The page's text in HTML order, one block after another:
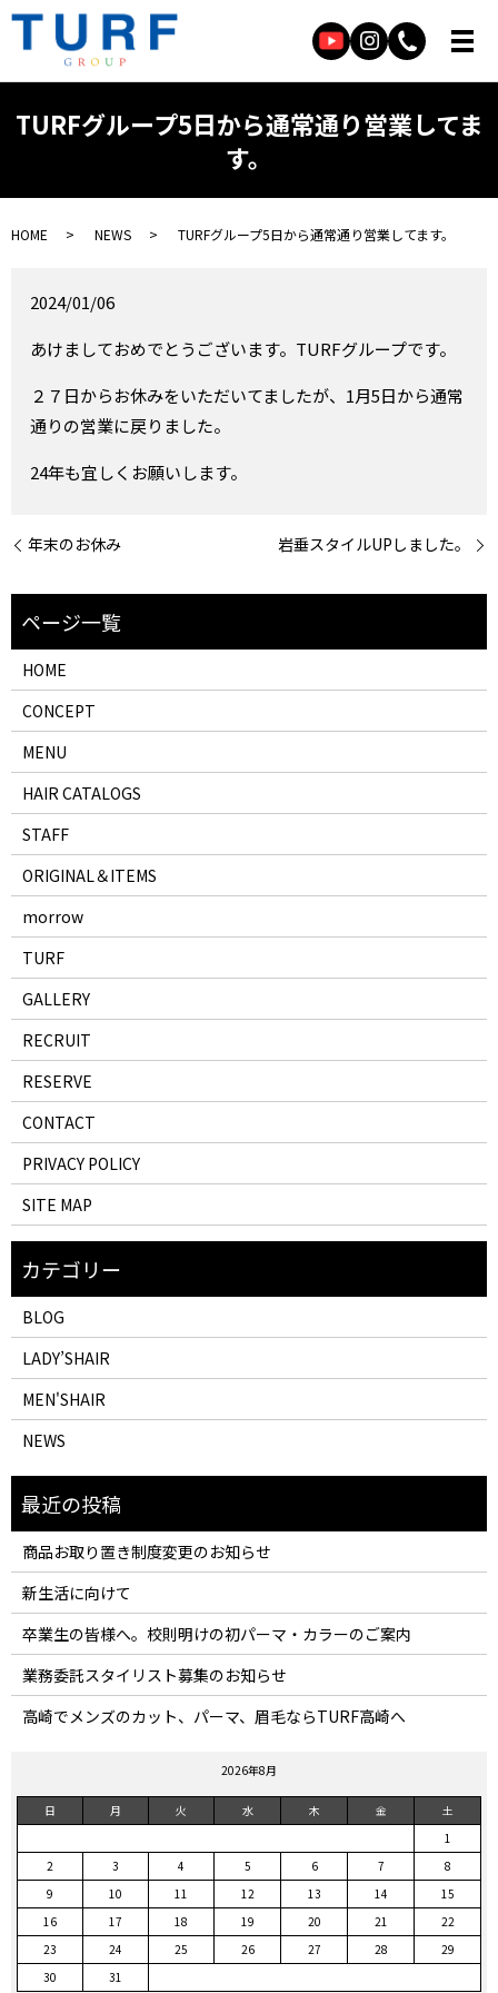
TURFグループ5日から通常通り営業してま
す。
HOME NEWS TURFグループ5日から通常通り営業してます。
2024/01/06
あけましておめでとうございます。TURFグループです。
２７日からお休みをいただいてましたが、1月5日から通常
通りの営業に戻りました。
24年も宜しくお願いします。
年末のお休み 岩垂スタイルUPしました。
HOME
CONCEPT
MENU
HAIR CATALOGS
STAFF
ORIGINAL＆ITEMS
morrow
TURF
GALLERY
RECRUIT
RESERVE
CONTACT
PRIVACY POLICY
SITE MAP
BLOG
LADY’SHAIR
MEN'SHAIR
NEWS
商品お取り置き制度変更のお知らせ
新生活に向けて
卒業生の皆様へ。校則明けの初パーマ・カラーのご案内
業務委託スタイリスト募集のお知らせ
高崎でメンズのカット、パーマ、眉毛ならTURF高崎へ
2026年8月
日 月 火 水 木 金
土
1
2
3 4 5 6 7
8
9
10 11 12 13 14
15
16
17 18 19 20 21
22
23
24 25 26 27 28
29
30
31